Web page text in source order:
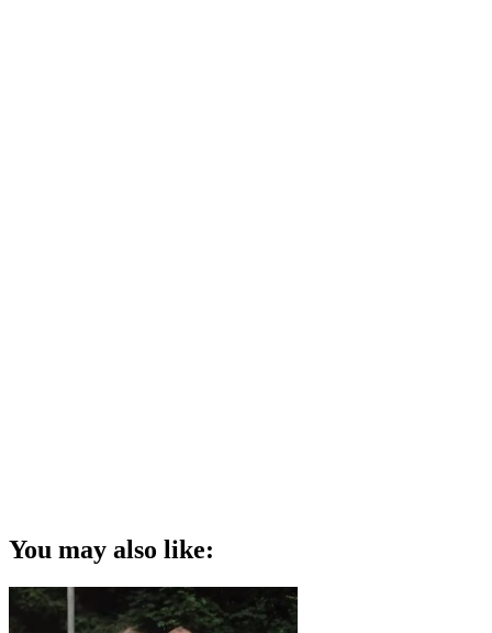
You may also like: